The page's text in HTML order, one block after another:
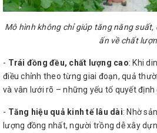
Mô hình không chỉ giúp tăng năng
ấn về chất
- Trái đồng đều, chất lượng cao: Khi
điều chỉnh theo từng giai đoạn, quả
và vân lưới rõ – những yếu tố quyết
- Tăng hiệu quả kinh tế lâu dài: Nhờ
lượng đồng nhất, người trồng dễ xây